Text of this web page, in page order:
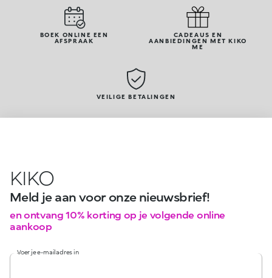
BOEK ONLINE EEN
AFSPRAAK
CADEAUS EN
AANBIEDINGEN MET KIKO
ME
VEILIGE BETALINGEN
KIKO
Meld je aan voor onze nieuwsbrief!
en ontvang 10% korting op je volgende online
aankoop
Voer je e-mailadres in